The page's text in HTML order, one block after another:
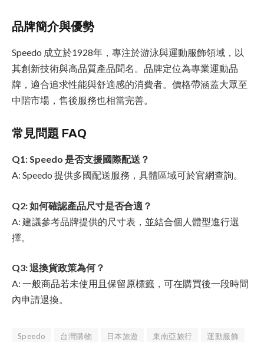
品牌簡介與優勢
Speedo 成立於1928年，專注於游泳與運動服飾領域，以
其創新技術與高品質產品聞名。品牌定位為專業運動品
牌，適合追求性能與舒適感的消費者。價格帶涵蓋大眾至
中階市場，售後服務也相當完善。
常見問題 FAQ
Q1: Speedo 是否支援國際配送？
A: Speedo 提供多國配送服務，具體區域可於官網查詢。
Q2: 如何確認產品尺寸是否合適？
A: 建議參考品牌提供的尺寸表，並結合個人體型進行選
擇。
Q3: 退換貨政策為何？
A: 一般商品若未使用且保留原標籤，可在購買後一段時間
內申請退換。
Speedo 台灣購物 日本旅遊 東南亞旅行
運動服飾